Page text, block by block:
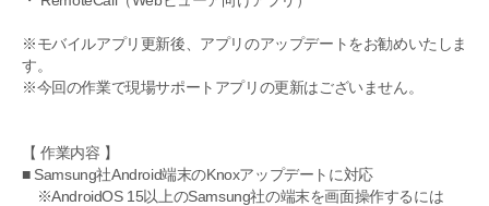
※モバイルアプリ更新後、アプリのアップデートをお勧めいたしま
す。
※今回の作業で現場サポートアプリの更新はございません。
【 作業内容 】
■ Samsung社Android端末のKnoxアップデートに対応
※AndroidOS 15以上のSamsung社の端末を画面操作するには